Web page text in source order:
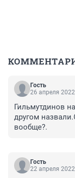
Гость
26 апреля
Гильмутдинов
другом
вообще?.
Гость
22 апреля